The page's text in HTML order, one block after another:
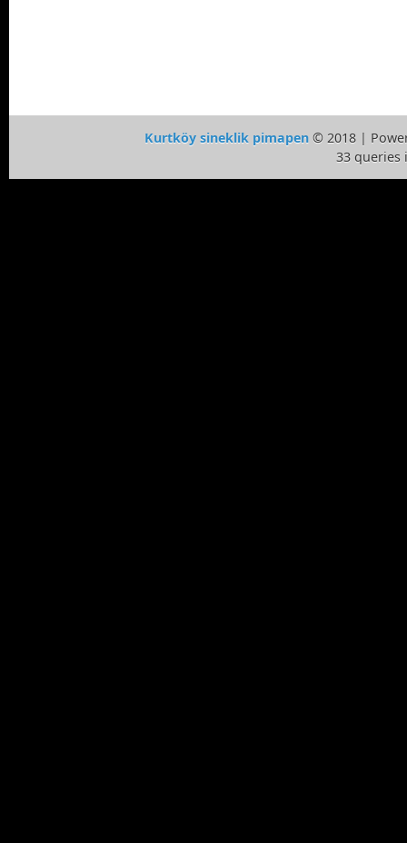
Kurtköy sineklik pimapen © 2018 |
33 queries